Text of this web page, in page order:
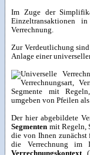
Im Zuge der
Einzeltransaktionen
Verrechnung.
Zur Verdeutlichung
Anlage einer
Der hier abgebildete
Segmenten mit Regeln,
die von Ihnen zunächst
die Verrechnung im